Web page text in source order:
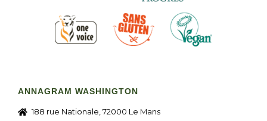
ANNAGRAM WASHINGTON
188 rue Nationale, 72000 Le Mans